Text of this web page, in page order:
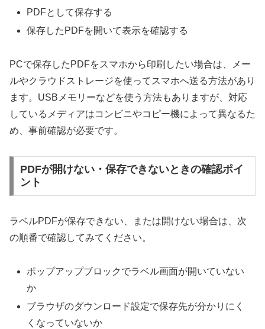
PDFとして保存する
保存したPDFを開いて表示を確認する
PCで保存したPDFをスマホから印刷したい場合は、メー
ルやクラウドストレージを使ってスマホへ送る方法があり
ます。USBメモリーなどを使う方法もありますが、対応
しているメディアはコンビニやコピー機によって異なるた
め、事前確認が必要です。
PDFが開けない・保存できないときの確認ポイ
ント
ラベルPDFが保存できない、または開けない場合は、次
の順番で確認してみてください。
ポップアップブロックでラベル画面が開いていない
か
ブラウザのダウンロード設定で保存先が分かりにく
くなっていないか